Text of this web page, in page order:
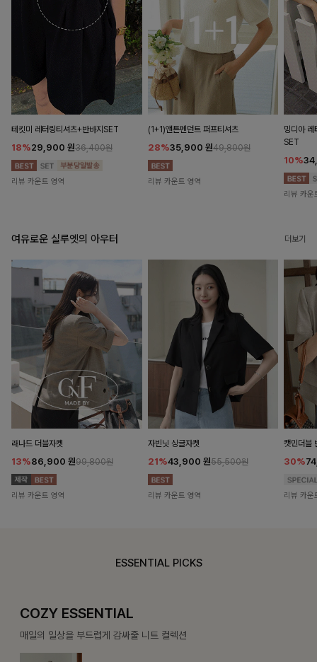
테킷미 레터링티셔츠+반바지SET
18%29,900 원36,400원
리뷰 카운트 영역
(1+1)앤튼펜던트 퍼프티셔츠
28%35,900 원49,800원
리뷰 카운트 영역
밍디아 레
SET
10%
리뷰 카운
여유로운 실루엣의 아우터 더보기
래나드 더블자켓
13%86,900 원99,800원
리뷰 카운트 영역
자빈닛 싱글자켓
21%43,900 원55,500원
리뷰 카운트 영역
캣민더블
30%
리뷰 카운
ESSENTIAL PICKS
COZY ESSENTIAL
매일의 일상을 부드럽게 감싸줄 니트 컬렉션